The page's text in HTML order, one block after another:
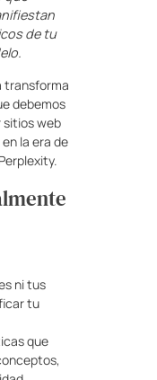
de tu
transforma
debemos
web
la era de
ni tus
tu
que